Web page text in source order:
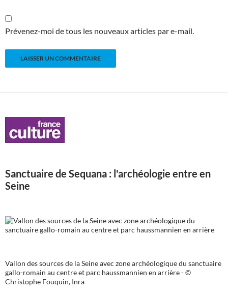
Prévenez-moi de tous les nouveaux articles par e-mail.
Sanctuaire de Sequana : l'archéologie entre en
Seine
Vallon des sources de la Seine avec zone archéologique du sanctuaire
gallo-romain au centre et parc haussmannien en arrière - ©
Christophe Fouquin, Inra